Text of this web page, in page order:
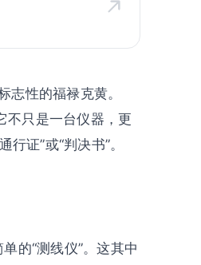
性的福禄克黄。
不只是一台仪器，更
证”或“判决书”。
的“测线仪”。这其中